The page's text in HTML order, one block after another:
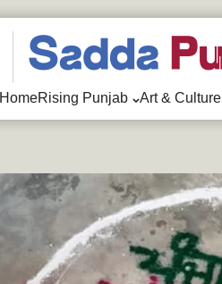
Menu
HomeRising Punjab Art & Culture